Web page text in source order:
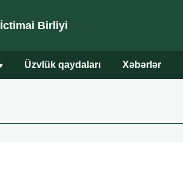
Birliyi
Üzvlük qaydaları Xəbərlər